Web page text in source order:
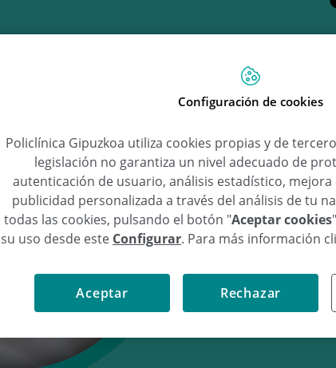
14/09/10
Configuración de cookies
Policlínica Gipuzkoa utiliza cookies propias y de
legislación no garantiza un nivel adecuado de
autenticación de usuario, análisis estadístico,
publicidad personalizada a través del análisis de tu
todas las cookies, pulsando el botón "Aceptar cookies
su uso desde este Configurar. Para más información
Rechazar
Aceptar